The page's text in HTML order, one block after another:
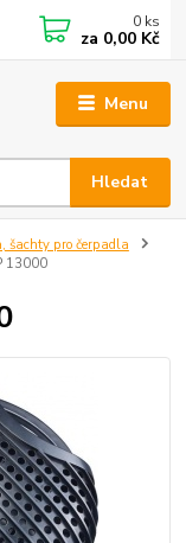
Menu
Hledat
0 ks
za 0,00 Kč
šachty pro čerpadla
13000